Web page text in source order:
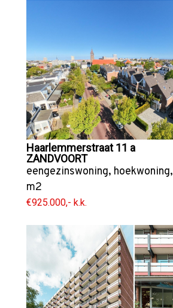
Haarlemmerstraat 11 a
ZANDVOORT
eengezinswoning, hoekwoning,
m2
€925.000,- k.k.